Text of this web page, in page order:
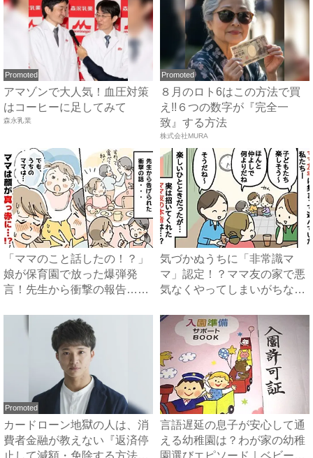
Promoted
アマゾンで大人気！血圧対策
はコーヒーに足してみて
森永乳業
Promoted
８月のロト6はこの方法で買
え!!６つの数字が『完全一
致』する方法
株式会社MURA
「ママのこと話したの！？」
娘が保育園で放った爆弾発
言！先生から衝撃の報告…穴
気づかぬうちに「非常識マ
マ」認定！？ママ友の家で悪
気なくやってしまいがちな、
Promoted
カードローン地獄の人は、消
費者金融が教えない『返済停
止して減額・免除する方法』
言語遅延の息子が安心して通
える幼稚園は？わが家の幼稚
園選びエピソード｜ベビーカ